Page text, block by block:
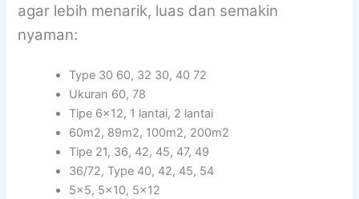
agar lebih menarik, luas dan semakin
nyaman:
Type 30 60, 32 30, 40 72
Ukuran 60, 78
Tipe 6×12, 1 lantai, 2 lantai
60m2, 89m2, 100m2, 200m2
Tipe 21, 36, 42, 45, 47, 49
36/72, Type 40, 42, 45, 54
5×5, 5×10, 5×12